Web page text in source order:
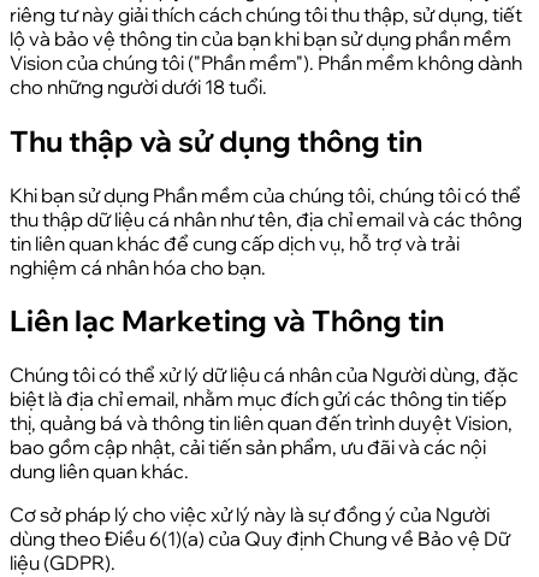
riêng tư này giải thích cách chúng tôi thu thập, sử dụng, tiết
lộ và bảo vệ thông tin của bạn khi bạn sử dụng phần mềm
Vision của chúng tôi ("Phần mềm"). Phần mềm không dành
cho những người dưới 18 tuổi.
Thu thập và sử dụng thông tin
Khi bạn sử dụng Phần mềm của chúng tôi, chúng tôi có thể
thu thập dữ liệu cá nhân như tên, địa chỉ email và các thông
tin liên quan khác để cung cấp dịch vụ, hỗ trợ và trải
nghiệm cá nhân hóa cho bạn.
Liên lạc Marketing và Thông tin
Chúng tôi có thể xử lý dữ liệu cá nhân của Người dùng, đặc
biệt là địa chỉ email, nhằm mục đích gửi các thông tin tiếp
thị, quảng bá và thông tin liên quan đến trình duyệt Vision,
bao gồm cập nhật, cải tiến sản phẩm, ưu đãi và các nội
dung liên quan khác.
Cơ sở pháp lý cho việc xử lý này là sự đồng ý của Người
dùng theo Điều 6(1)(a) của Quy định Chung về Bảo vệ Dữ
liệu (GDPR).